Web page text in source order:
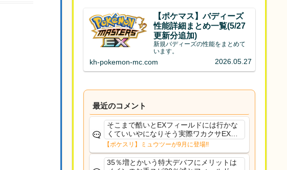
【ポケマス】バディーズ
性能詳細まとめ一覧(5/27
更新分追加)
新規バディーズの性能をまとめて
います。
kh-pokemon-mc.com 2026.05.27
最近のコメント
そこまで酷いとEXフィールドには行かな
くていいやになりそう実際ワカクサEXで
さえあんまり行ってないや
【ポケスリ】ミュウツーが9月に登場!!
35％増とかいう特大デバフにメリットは